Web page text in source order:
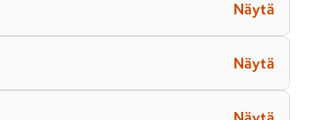
Näytä
Näytä